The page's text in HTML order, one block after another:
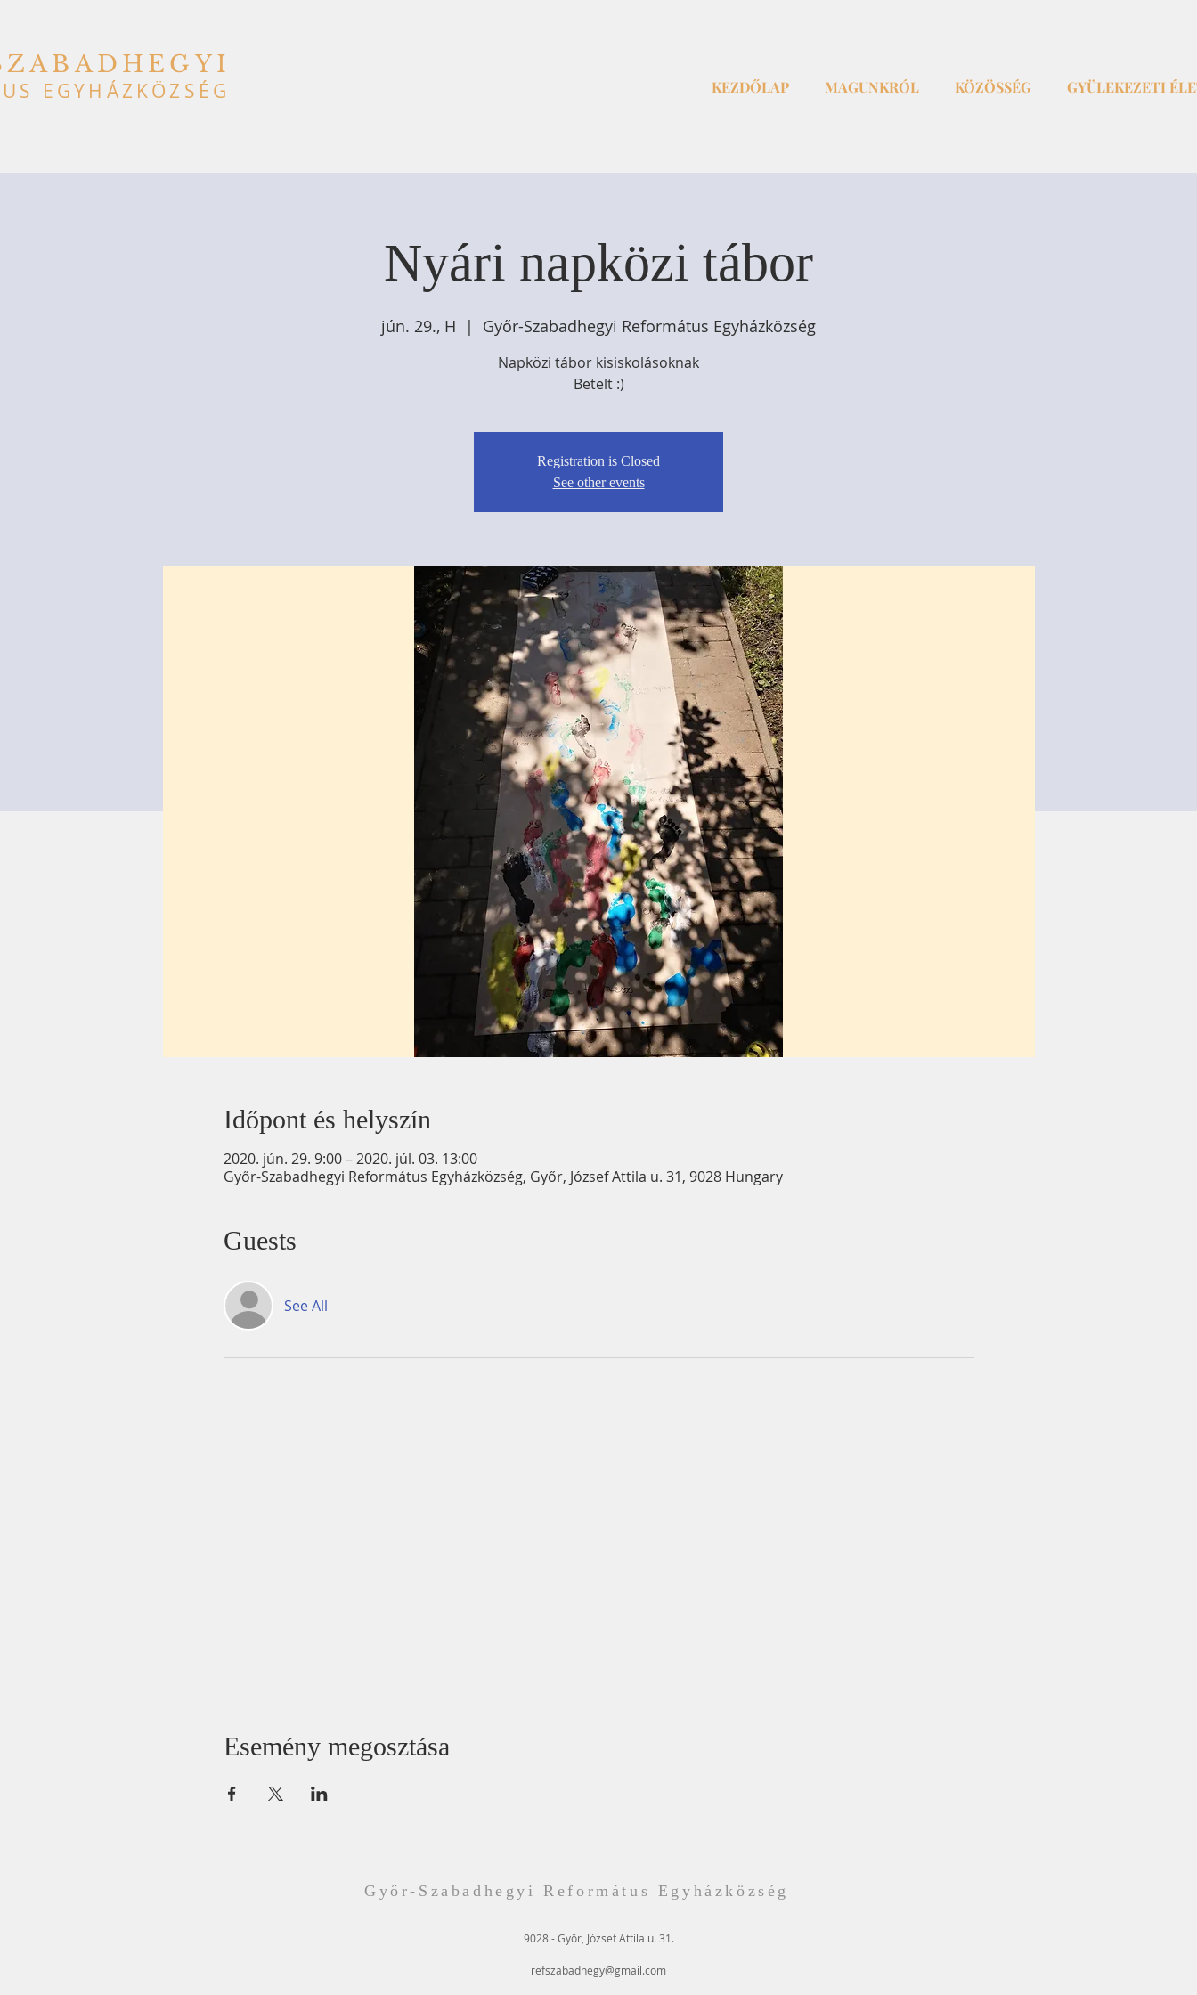
EGYHÁZKÖZSÉG KEZDŐLAP MAGUNKRÓL KÖZÖSSÉG GYÜLEKEZETI
Nyári napközi tábor
jún. 29., H
  |
Győr-Szabadhegyi Református Egyházközség
Napközi tábor kisiskolásoknak
Betelt :)
Registration is Closed
See other events
Időpont és helyszín
2020. jún. 29. 9:00 – 2020. júl. 03. 13:00
Győr-Szabadhegyi Református Egyházközség, Győr, József Attila u. 31, 9028 Hungary
Guests
See All
Esemény megosztása
Győr-Szabadhegyi Református Egyházközség
9028 - Győr, József Attila u. 31.
refszabadhegy@gmail.com